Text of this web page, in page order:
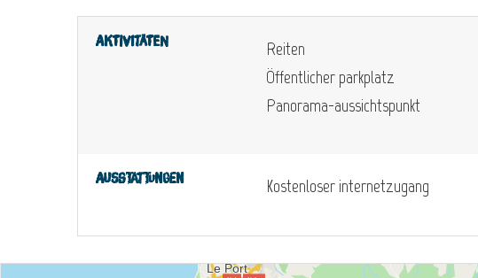
Aktivitäten
Reiten
Öffentlicher parkplatz
Panorama-aussichtspunkt
Ausstattungen Kostenloser internetzugang